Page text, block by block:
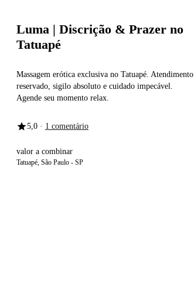
Luma | Discrição & Prazer no
Tatuapé
Massagem erótica exclusiva no Tatuapé. Atendimento
reservado, sigilo absoluto e cuidado impecável.
Agende seu momento relax.
5,0 · 1 comentário
valor a combinar
Tatuapé, São Paulo - SP